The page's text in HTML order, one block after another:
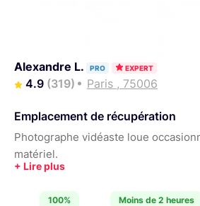
Alexandre L. PRO EXPERT
4.9 (319) Paris , 75006
Emplacement de récupération
Photographe vidéaste loue
matériel.
100%
Moins de 2 heures